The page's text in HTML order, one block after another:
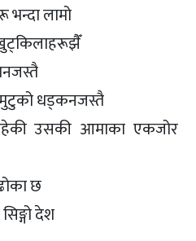
लामो
धड्कनजस्तै
उसकी आमाका एकजोर
छ
देश